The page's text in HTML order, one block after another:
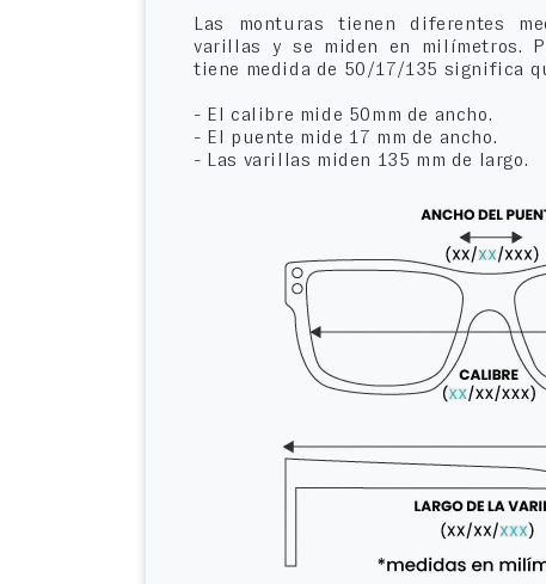
Las monturas tienen diferentes
varillas y se miden en milímetros.
tiene medida de 50/17/135 significa
- El calibre mide 50mm de ancho.
- El puente mide 17 mm de ancho.
- Las varillas miden 135 mm de largo.